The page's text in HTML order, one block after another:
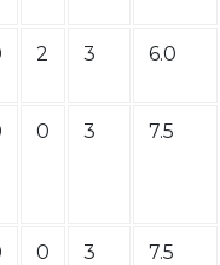
2 3 6.0
0 3 7.5
0 3 7.5